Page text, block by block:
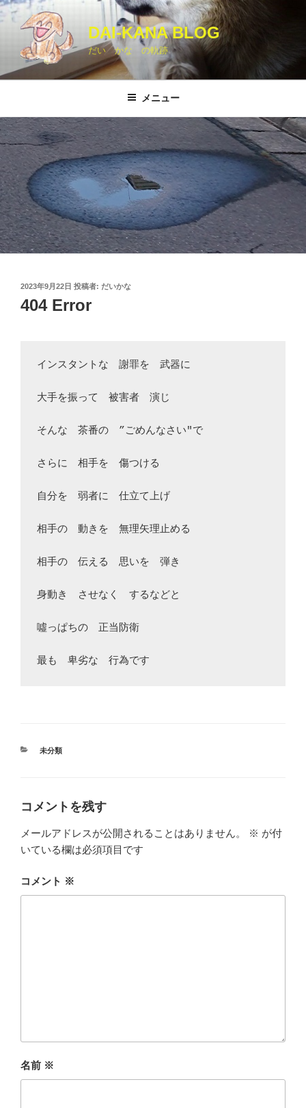
コ
ン
ツ
キ
ッ
プ
DAI-KANA BLOG
だい かな の軌跡
メニュー
投
稿
日:
2023年9月22日 投稿者: だいかな
404 Error
インスタントな　謝罪を　武器に
大手を振って　被害者　演じ
そんな　茶番の　”ごめんなさい"で
さらに　相手を　傷つける
自分を　弱者に　仕立て上げ
相手の　動きを　無理矢理止める
相手の　伝える　思いを　弾き
身動き　させなく　するなどと
噓っぱちの　正当防衛
カ
未分類
コメントを残す
メールアドレスが公開されることはありません。 ※ が付
いている欄は必須項目です
コメント ※
名前 ※